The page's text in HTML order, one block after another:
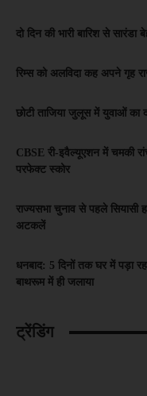
दो दिन की भारी बारिश से
रिम्स को अलविदा कह अपने गृह
छोटी ताजिया जुलूस में युवाओं का
CBSE री-इवैल्यूएशन में चमकी
परफेक्ट स्कोर
राज्यसभा चुनाव से पहले
अटकलें
धनबाद: 5 दिनों तक घर में पड़ा
बाथरूम में ही जलाया
ट्रेंडिंग